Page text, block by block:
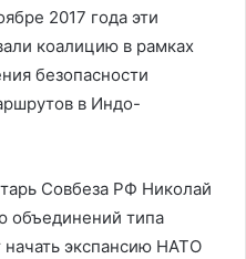
2017 года эти
коалицию в рамках
безопасности
в Индо-
Совбеза РФ Николай
типа
начать экспансию НАТО